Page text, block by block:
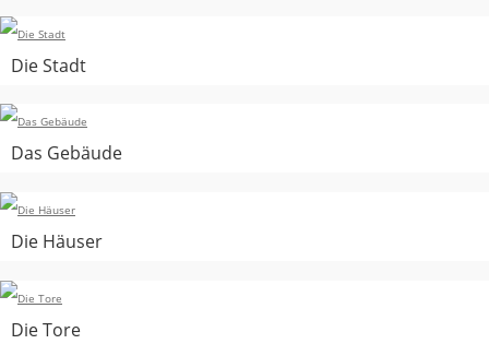
Die Stadt
Das Gebäude
Die Häuser
Die Tore